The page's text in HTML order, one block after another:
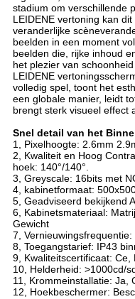
stadium om verschillende
LEIDENE vertoning kan
veranderlijke
beelden in een moment
beelden die, rijke inhoud
het plezier van
LEIDENE
volledig spel, toont het
een globale manier, leidt
brengt sterk visueel effect
Snel detail van het
1, Pixelhoogte: 2.6mm
2, Kwaliteit en Hoog
hoek: 140°/140°.
3, Greyscale: 16bits met
4, kabinetformaat:
5, Geadviseerd bekijkend
6, Kabinetsmateriaal:
Gewicht
7,
8, Toegangstarief: IP43
9, Kwaliteitscertificaat: Ce,
10, Helderheid: >1000cd/
11, Krommeinstallatie: Ja,
12, Hoekbeschermer: